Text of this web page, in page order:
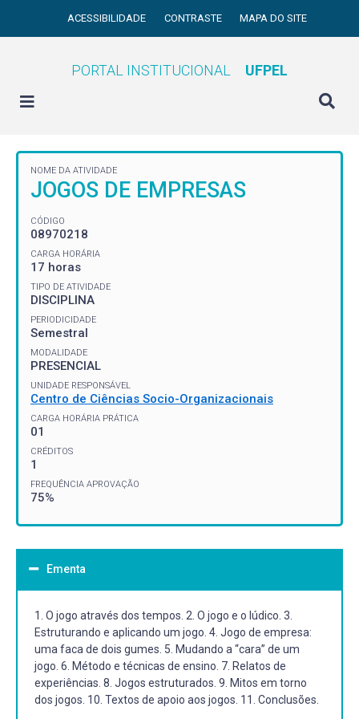
ACESSIBILIDADE CONTRASTE MAPA DO SITE
PORTAL INSTITUCIONAL UFPEL
NOME DA ATIVIDADE
JOGOS DE EMPRESAS
CÓDIGO
08970218
CARGA HORÁRIA
17 horas
TIPO DE ATIVIDADE
DISCIPLINA
PERIODICIDADE
Semestral
MODALIDADE
PRESENCIAL
UNIDADE RESPONSÁVEL
Centro de Ciências Socio-Organizacionais
CARGA HORÁRIA PRÁTICA
01
CRÉDITOS
1
FREQUÊNCIA APROVAÇÃO
75%
Ementa
1. O jogo através dos tempos. 2. O jogo e o lúdico. 3.
Estruturando e aplicando um jogo. 4. Jogo de empresa:
uma faca de dois gumes. 5. Mudando a “cara” de um
jogo. 6. Método e técnicas de ensino. 7. Relatos de
experiências. 8. Jogos estruturados. 9. Mitos em torno
dos jogos. 10. Textos de apoio aos jogos. 11. Conclusões.